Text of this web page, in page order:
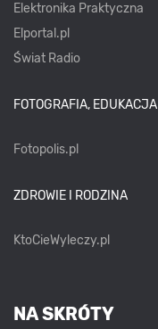
Elektronika Praktyczna
Elportal.pl
Świat Radio
FOTOGRAFIA,
Fotopolis.pl
ZDROWIE I RODZINA
KtoCieWyleczy.pl
NA SKRÓTY